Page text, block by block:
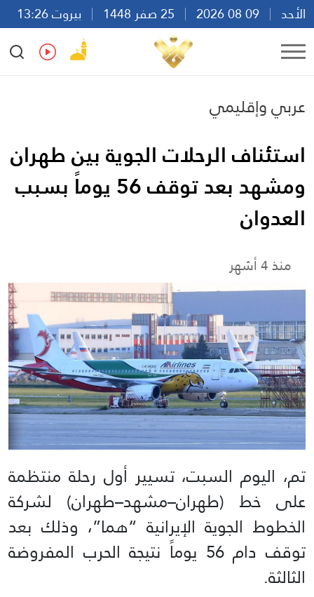
الأحد
بيروت 13:26
Ar
En Fr Es
عربي وإقليمي
استئناف الرحلات الجوية بين طهران
ومشهد بعد توقف 56 يوماً بسبب
العدوان
منذ 4 أشهر
تم، اليوم السبت، تسيير أول رحلة منتظمة
على خط (طهران–مشهد–طهران) لشركة
الخطوط الجوية الإيرانية “هما”، وذلك بعد
توقف دام 56 يوماً نتيجة الحرب المفروضة
الثالثة.